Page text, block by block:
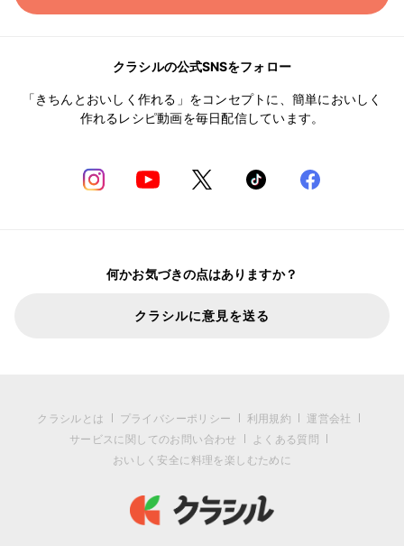
クラシルの公式SNSをフォロー
「きちんとおいしく作れる」をコンセプトに、簡単においしく
作れるレシピ動画を毎日配信しています。
何かお気づきの点はありますか？
クラシルに意見を送る
クラシルとは プライバシーポリシー 利用規約
運営会社
サービスに関してのお問い合わせ
よくある質問
おいしく安全に料理を楽しむために